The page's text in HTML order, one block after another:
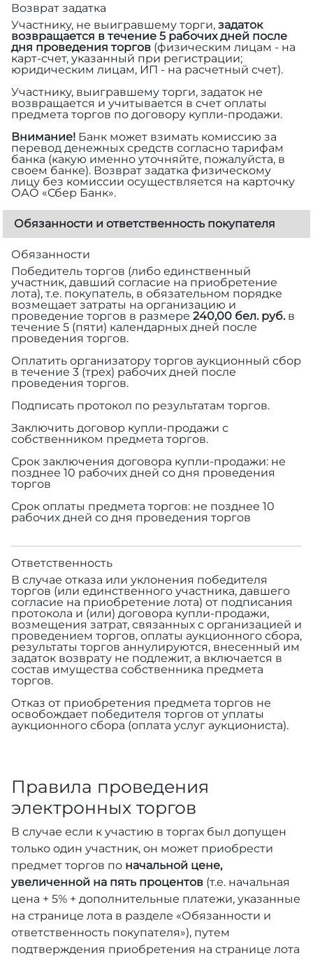
Возврат задатка
Участнику, не выигравшему торги, задаток
возвращается в течение 5 рабочих дней после
дня проведения торгов (физическим лицам - на
карт-счет, указанный при регистрации;
юридическим лицам, ИП - на расчетный счет).
Участнику, выигравшему торги, задаток не
возвращается и учитывается в счет оплаты
предмета торгов по договору купли-продажи.
Внимание! Банк может взимать комиссию за
перевод денежных средств согласно тарифам
банка (какую именно уточняйте, пожалуйста, в
своем банке). Возврат задатка физическому
лицу без комиссии осуществляется на карточку
ОАО «Сбер Банк».
Обязанности и ответственность покупателя
Обязанности
Победитель торгов (либо единственный
участник, давший согласие на приобретение
лота), т.е. покупатель, в обязательном порядке
возмещает затраты на организацию и
проведение торгов в размере 240,00 бел. руб.в
течение 5 (пяти) календарных дней после
проведения торгов.
Оплатить организатору торгов аукционный сбор
в течение 3 (трех) рабочих дней после
проведения торгов.
Подписать протокол по результатам торгов.
Заключить договор купли-продажи с
собственником предмета торгов.
Срок заключения договора купли-продажи: не
позднее 10 рабочих дней со дня проведения
торгов
Срок оплаты предмета торгов: не позднее 10
рабочих дней со дня проведения торгов
Ответственность
В случае отказа или уклонения победителя
торгов (или единственного участника, давшего
согласие на приобретение лота) от подписания
протокола и (или) договора купли-продажи,
возмещения затрат, связанных с организацией и
проведением торгов, оплаты аукционного сбора,
результаты торгов аннулируются, внесенный им
задаток возврату не подлежит, а включается в
состав имущества собственника предмета
торгов.
Отказ от приобретения предмета торгов не
освобождает победителя торгов от уплаты
аукционного сбора (оплата услуг аукциониста).
Правила проведения
электронных торгов
В случае если к участию в торгах был допущен
только один участник, он может приобрести
предмет торгов по начальной цене,
увеличенной на пять процентов (т.е. начальная
цена + 5% + дополнительные платежи, указанные
на странице лота в разделе «Обязанности и
ответственность покупателя»), путем
подтверждения приобретения на странице лота